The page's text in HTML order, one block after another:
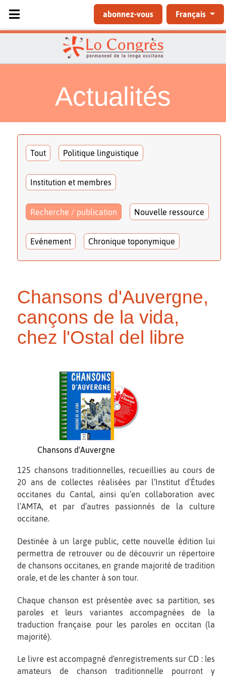
Sélectionnez votre langue
abonnez-vous Français
Actualités
Tout Politique linguistique
Institution et membres
Recherche / publication Nouvelle ressource
Evénement Chronique toponymique
Chansons d'Auvergne,
cançons de la vida,
chez l'Ostal del libre
Chansons d'Auvergne
125 chansons traditionnelles, recueillies au cours de
20 ans de collectes réalisées par l’Institut d’Études
occitanes du Cantal, ainsi qu’en collaboration avec
l’AMTA, et par d’autres passionnés de la culture
occitane.
Destinée à un large public, cette nouvelle édition lui
permettra de retrouver ou de découvrir un répertoire
de chansons occitanes, en grande majorité de tradition
orale, et de les chanter à son tour.
Chaque chanson est présentée avec sa partition, ses
paroles et leurs variantes accompagnées de la
traduction française pour les paroles en occitan (la
majorité).
Le livre est accompagné d'enregistrements sur CD : les
amateurs de chanson traditionnelle pourront y